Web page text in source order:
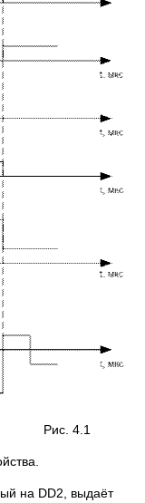
на DD2, выдаёт